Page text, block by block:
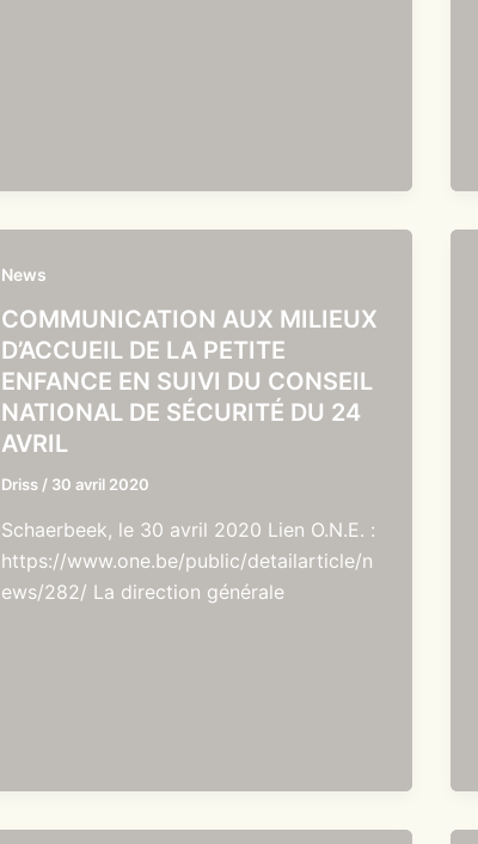
News
COMMUNICATION AUX MILIEUX
D’ACCUEIL DE LA PETITE
ENFANCE EN SUIVI DU CONSEIL
NATIONAL DE SÉCURITÉ DU 24
AVRIL
Driss / 30 avril 2020
Schaerbeek, le 30 avril 2020 Lien O.N.E. :
https://www.one.be/public/detailarticle/n
ews/282/ La direction générale